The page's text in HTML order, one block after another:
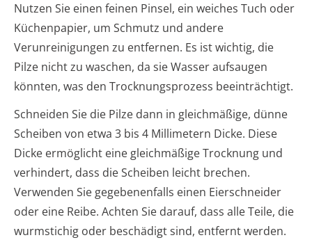
Nutzen Sie einen feinen Pinsel, ein weiches Tuch oder
Küchenpapier, um Schmutz und andere
Verunreinigungen zu entfernen. Es ist wichtig, die
Pilze nicht zu waschen, da sie Wasser aufsaugen
könnten, was den Trocknungsprozess beeinträchtigt.
Schneiden Sie die Pilze dann in gleichmäßige, dünne
Scheiben von etwa 3 bis 4 Millimetern Dicke. Diese
Dicke ermöglicht eine gleichmäßige Trocknung und
verhindert, dass die Scheiben leicht brechen.
Verwenden Sie gegebenenfalls einen Eierschneider
oder eine Reibe. Achten Sie darauf, dass alle Teile, die
wurmstichig oder beschädigt sind, entfernt werden.